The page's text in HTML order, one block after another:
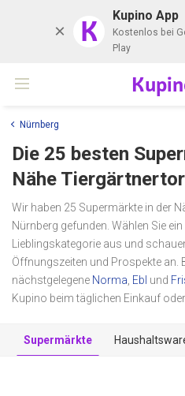
K Kupino App
Kostenlos bei
Play
Nürnberg
Die 25 besten
Nähe
Wir haben 25 Supermärkte in der
Nürnberg gefunden. Wählen Sie
Lieblingskategorie aus und
Öffnungszeiten und Prospekte an.
nächstgelegene Norma Ebl und
Kupino beim täglichen Einkauf
Supermärkte